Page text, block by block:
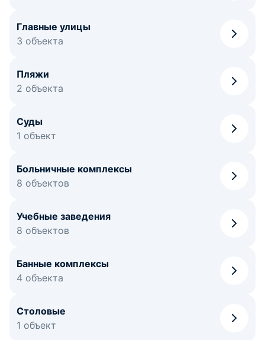
Главные улицы
3 объекта
Пляжи
2 объекта
Суды
1 объект
Больничные комплексы
8 объектов
Учебные заведения
8 объектов
Банные комплексы
4 объекта
Столовые
1 объект